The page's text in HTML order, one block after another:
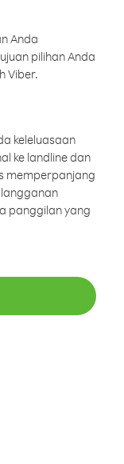
Anda
pilihan Anda
Viber.
keleluasaan
ke landline dan
memperpanjang
panggilan yang